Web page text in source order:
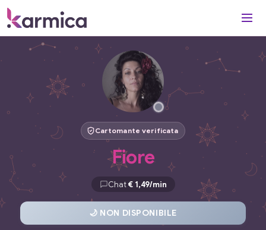
Cartomante verificata
Fiore
Chat€ 1,49/min
🌙 NON DISPONIBILE